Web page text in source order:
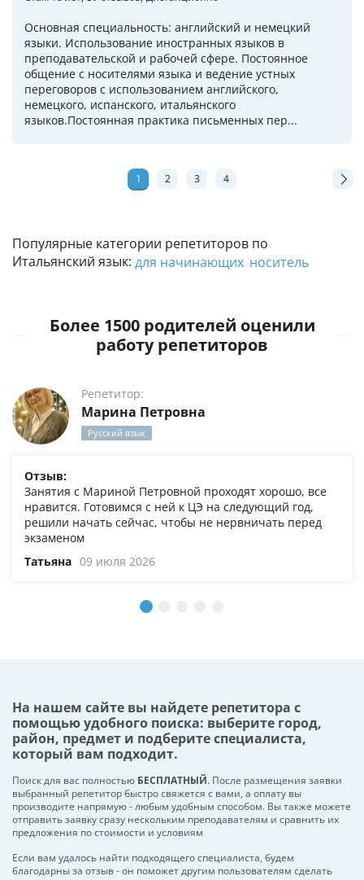
Популярные категории репетиторов по
Итальянский язык: для начинающих носитель
Основная специальность: английский и немецкий
языки. Использование иностранных языков в
преподавательской и рабочей сфере. Постоянное
общение с носителями языка и ведение устных
переговоров с использованием английского,
немецкого, испанского, итальянского
языков.Постоянная практика письменных пер...
1 2 3 4
Более 1500 родителей оценили
работу репетиторов
Репетитор:
Марина Петровна
Русский язык
Отзыв:
Занятия с Мариной Петровной проходят хорошо, все
нравится. Готовимся с ней к ЦЭ на следующий год,
решили начать сейчас, чтобы не нервничать перед
экзаменом
Татьяна 09 июля 2026
На нашем сайте вы найдете репетитора с
помощью удобного поиска: выберите город,
район, предмет и подберите специалиста,
который вам подходит.
Поиск для вас полностью БЕСПЛАТНЫЙ. После размещения заявки
выбранный репетитор быстро свяжется с вами, а оплату вы
производите напрямую - любым удобным способом. Вы также можете
отправить заявку сразу нескольким преподавателям и сравнить их
предложения по стоимости и условиям
Если вам удалось найти подходящего специалиста, будем
благодарны за отзыв - он поможет другим пользователям сделать